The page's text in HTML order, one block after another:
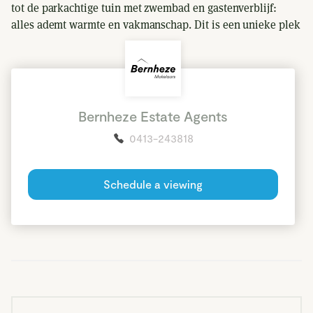
tot de parkachtige tuin met zwembad en gastenverblijf:
alles ademt warmte en vakmanschap. Dit is een unieke plek
en Nijmegen zijn binnen 25 autominuten bereikbaar.
Entree en eetkamer
elkaar over, terwijl iedere kamer een eigen karakter en
kleurbeleving heeft. Je proeft de sfeer direct wanneer je de
deur en vide zorgen direct voor een luxe en ruimtelijk
Bernheze Estate Agents
0413-243818
Schedule a viewing